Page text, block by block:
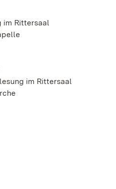
im Rittersaal
im Rittersaal